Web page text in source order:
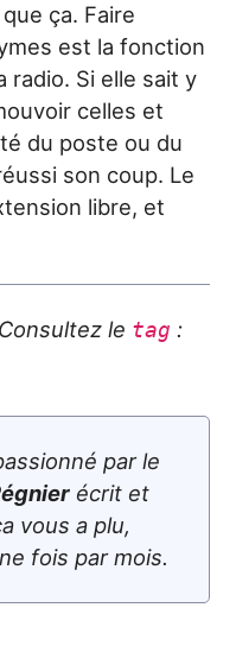
ça. Faire
est la fonction
radio. Si elle sait y
celles et
du poste ou du
son coup. Le
libre, et
le tag :
par le
écrit et
vous a plu,
fois par mois.